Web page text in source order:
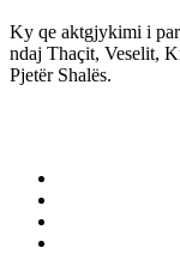
Ky qe aktgjykimi i
ndaj Thaçit, Veselit,
Pjetër Shalës.